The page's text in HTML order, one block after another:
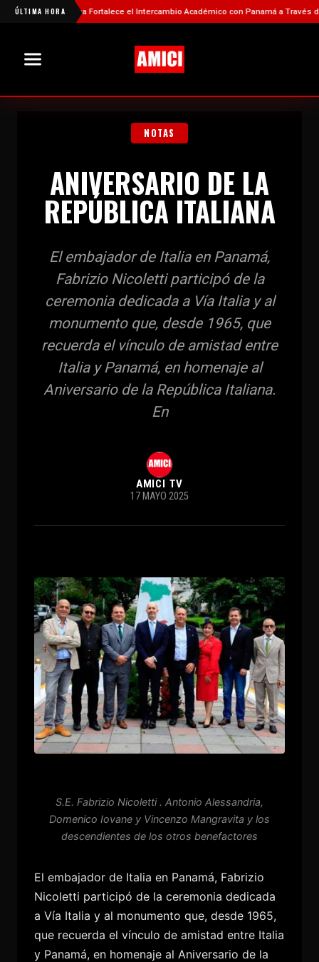
ÚLTIMA HORA
China Fortalece el Intercambio Académico con Panamá a Través de
NOTAS
ANIVERSARIO DE LA
REPÚBLICA ITALIANA
El embajador de Italia en Panamá,
Fabrizio Nicoletti participó de la
ceremonia dedicada a Vía Italia y al
monumento que, desde 1965, que
recuerda el vínculo de amistad entre
Italia y Panamá, en homenaje al
Aniversario de la República Italiana.
En
AMICI TV
17 MAYO 2025
S.E. Fabrizio Nicoletti . Antonio Alessandria,
Domenico Iovane y Vincenzo Mangravita y los
descendientes de los otros benefactores
El embajador de Italia en Panamá, Fabrizio
Nicoletti participó de la ceremonia dedicada
a Vía Italia y al monumento que, desde 1965,
que recuerda el vínculo de amistad entre Italia
y Panamá, en homenaje al Aniversario de la